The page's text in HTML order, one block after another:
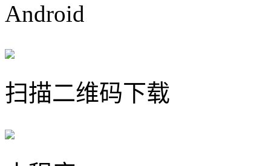
Android
扫描二维码下载